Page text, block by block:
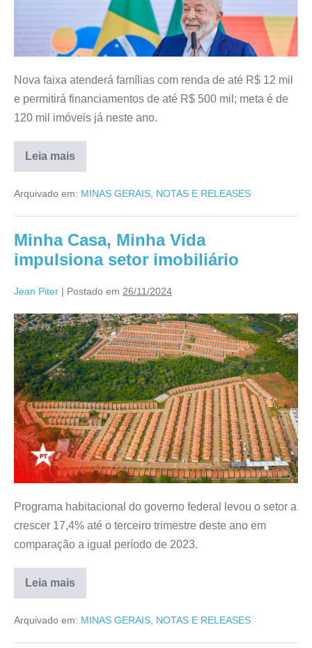
Nova faixa atenderá famílias com renda de até R$ 12 mil
e permitirá financiamentos de até R$ 500 mil; meta é de
120 mil imóveis já neste ano.
Leia mais
Arquivado em: MINAS GERAIS NOTAS E RELEASES
Minha Casa, Minha Vida
impulsiona setor imobiliário
Jean Piter | Postado em 26/11/2024
Programa habitacional do governo federal levou o setor a
crescer 17,4% até o terceiro trimestre deste ano em
comparação a igual período de 2023.
Leia mais
Arquivado em: MINAS GERAIS NOTAS E RELEASES